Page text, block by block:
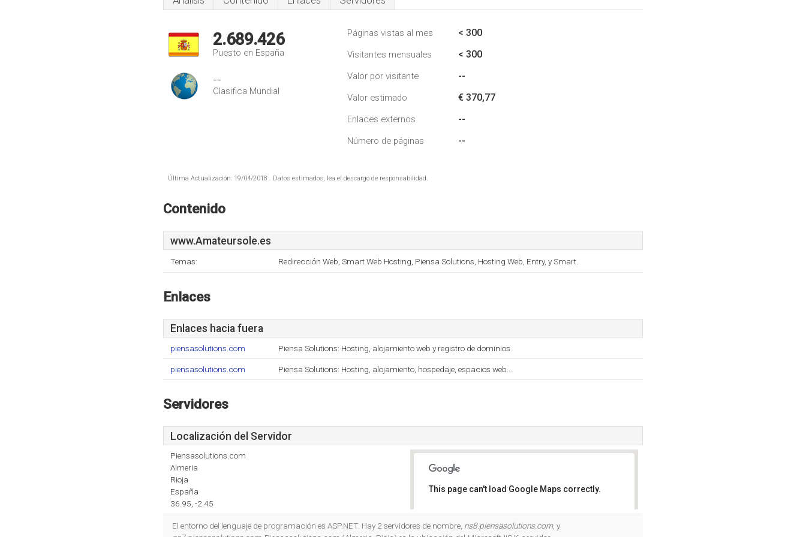
2.689.426
Puesto en España
--
Clasifica Mundial
Páginas vistas al mes < 300
Visitantes mensuales < 300
Valor por visitante --
Valor estimado € 370,77
Enlaces externos --
Número de páginas --
Última Actualización: 19/04/2018 . Datos estimados, lea el descargo de responsabilidad.
Contenido
www.Amateursole.es
Temas: Redirección Web, Smart Web Hosting, Piensa Solutions, Hosting Web, Entry, y Smart.
Enlaces
Enlaces hacia fuera
piensasolutions.com Piensa Solutions: Hosting, alojamiento web y registro de dominios
piensasolutions.com Piensa Solutions: Hosting, alojamiento, hospedaje, espacios web...
Servidores
Localización del Servidor
Piensasolutions.com
Almeria
Rioja
España
36.95, -2.45
This page can't load Google Maps correctly.
El entorno del lenguaje de programación es ASP.NET. Hay 2 servidores de nombre, ns8.piensasolutions.com, y